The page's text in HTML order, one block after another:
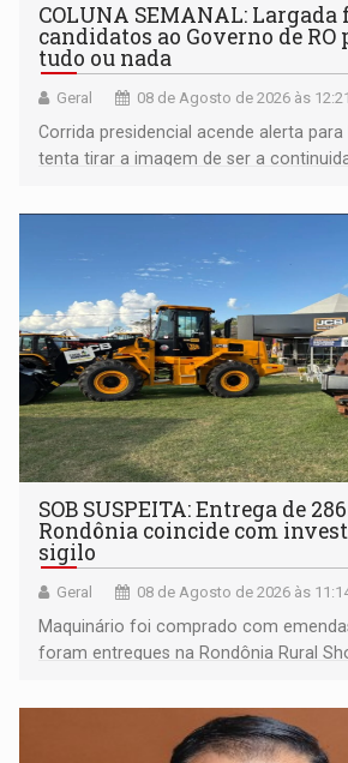
COLUNA SEMANAL: Largada
candidatos ao Governo de
tudo ou nada
Geral 08 de Agosto de 2026 às 12:21
Corrida presidencial acende alerta para
tenta tirar a imagem de ser a
não ter entrado no modo eleição;
SOB SUSPEITA: Entrega de
Rondônia coincide com
sigilo
Geral 08 de Agosto de 2026 às
Maquinário foi comprado com
foram entregues na Rondônia Rural